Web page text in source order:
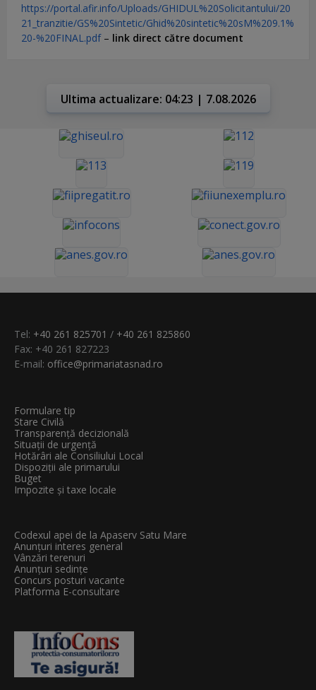
https://portal.afir.info/Uploads/GHIDUL%20Solicitantului/20
21_tranzitie/GS%20Sintetic/Ghid%20sintetic%20sM%209.1%
20-%20FINAL.pdf– link direct către document
Ultima actualizare: 04:23 | 7.08.2026
Tel: +40 261 825701 / +40 261 825860
Fax: +40 261 827223
E-mail: office@primariatasnad.ro
Formulare tip
Stare Civilă
Transparenţă decizională
Situații de urgență
Hotărâri ale Consiliului Local
Dispoziții ale primarului
Buget
Impozite și taxe locale
Codexul apei de la Apaserv Satu Mare
Anunțuri interes general
Vânzări terenuri
Anunțuri sedințe
Concurs posturi vacante
Platforma E-consultare